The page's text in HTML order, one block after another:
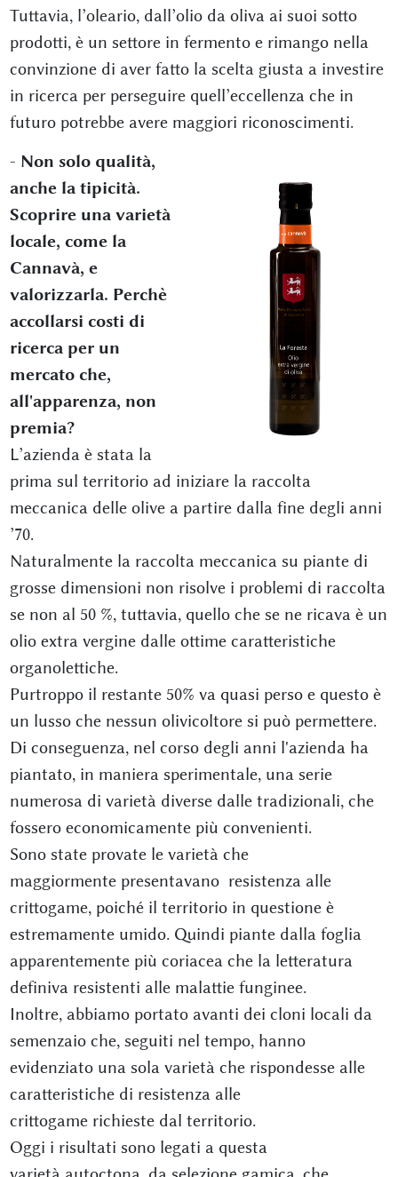
Tuttavia, l’oleario, dall’olio da oliva ai suoi sotto
prodotti, è un settore in fermento e rimango nella
convinzione di aver fatto la scelta giusta a investire
in ricerca per perseguire quell’eccellenza che in
futuro potrebbe avere maggiori riconoscimenti.
- Non solo qualità,
anche la tipicità.
Scoprire una varietà
locale, come la
Cannavà, e
valorizzarla. Perchè
accollarsi costi di
ricerca per un
mercato che,
all'apparenza, non
premia?
L’azienda è stata la
prima sul territorio ad iniziare la raccolta
meccanica delle olive a partire dalla fine degli anni
’70.
Naturalmente la raccolta meccanica su piante di
grosse dimensioni non risolve i problemi di raccolta
se non al 50 %, tuttavia, quello che se ne ricava è un
olio extra vergine dalle ottime caratteristiche
organolettiche.
Purtroppo il restante 50% va quasi perso e questo è
un lusso che nessun olivicoltore si può permettere.
Di conseguenza, nel corso degli anni l'azienda ha
piantato, in maniera sperimentale, una serie
numerosa di varietà diverse dalle tradizionali, che
fossero economicamente più convenienti.
Sono state provate le varietà che
maggiormente presentavano resistenza alle
crittogame, poiché il territorio in questione è
estremamente umido. Quindi piante dalla foglia
apparentemente più coriacea che la letteratura
definiva resistenti alle malattie funginee.
Inoltre, abbiamo portato avanti dei cloni locali da
semenzaio che, seguiti nel tempo, hanno
evidenziato una sola varietà che rispondesse alle
caratteristiche di resistenza alle
crittogame richieste dal territorio.
Oggi i risultati sono legati a questa